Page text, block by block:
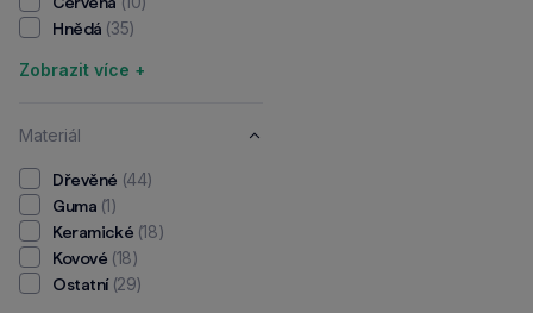
Hnědá (35)
Zobrazit více +
Materiál
Dřevěné (44)
Guma (1)
Keramické (18)
Kovové (18)
Ostatní (29)